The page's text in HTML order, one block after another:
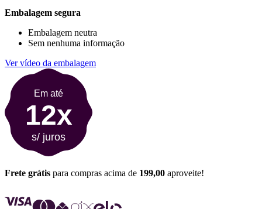
Embalagem segura
Embalagem neutra
Sem nenhuma informação
Ver vídeo da embalagem
Em até
12x
s/ juros
Frete grátis para compras acima de 199,00 aproveite!